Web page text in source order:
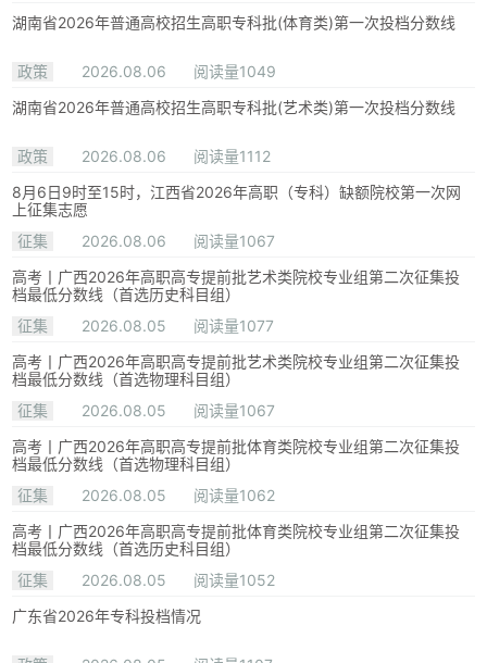
湖南省2026年普通高校招生高职专科批(体育类)第一次投档分数线
政策 2026.08.06
阅读量1049
湖南省2026年普通高校招生高职专科批(艺术类)第一次投档分数线
政策 2026.08.06
阅读量1112
8月6日9时至15时，江西省2026年高职（专科）缺额院校第一次网
上征集志愿
征集
2026.08.06
阅读量1067
高考丨广西2026年高职高专提前批艺术类院校专业组第二次征集投
档最低分数线（首选历史科目组）
征集
2026.08.05
阅读量1077
高考丨广西2026年高职高专提前批艺术类院校专业组第二次征集投
档最低分数线（首选物理科目组）
征集
2026.08.05
阅读量1067
高考丨广西2026年高职高专提前批体育类院校专业组第二次征集投
档最低分数线（首选物理科目组）
征集
2026.08.05
阅读量1062
高考丨广西2026年高职高专提前批体育类院校专业组第二次征集投
档最低分数线（首选历史科目组）
征集
2026.08.05
阅读量1052
广东省2026年专科投档情况